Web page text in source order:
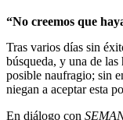
“No creemos que
Tras varios días sin
búsqueda, y una de
posible naufragio; sin
niegan a aceptar esta
En diálogo con